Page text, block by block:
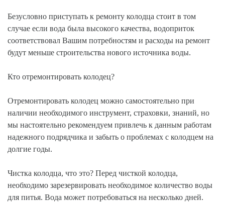
Безусловно приступать к ремонту колодца стоит в том
случае если вода была высокого качества, водоприток
соответствовал Вашим потребностям и расходы на ремонт
будут меньше строительства нового источника воды.
Кто отремонтировать колодец?
Отремонтировать колодец можно самостоятельно при
наличии необходимого инструмент, страховки, знаний, но
мы настоятельно рекомендуем привлечь к данным работам
надежного подрядчика и забыть о проблемах с колодцем на
долгие годы.
Чистка колодца, что это? Перед чисткой колодца,
необходимо зарезервировать необходимое количество воды
для питья. Вода может потребоваться на несколько дней.